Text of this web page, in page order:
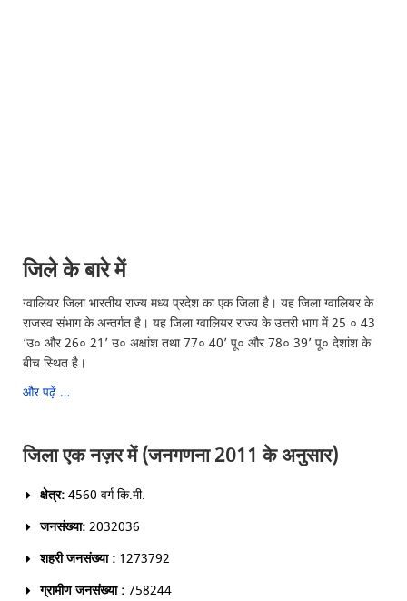
जिले के बारे में
ग्वालियर जिला भारतीय राज्य मध्य प्रदेश का एक जिला है। यह जिला ग्वालियर के
राजस्व संभाग के अन्तर्गत है। यह जिला ग्वालियर राज्य के उत्तरी भाग में 25 ० 43
‘उ० और 26० 21’ उ० अक्षांश तथा 77० 40’ पू० और 78० 39’ पू० देशांश के
बीच स्थित है।
और पढ़ें …
जिला एक नज़र में (जनगणना 2011 के अनुसार)
क्षेत्र:4560 वर्ग कि.मी.
जनसंख्या:2032036
शहरी जनसंख्या : 1273792
ग्रामीण जनसंख्या :758244